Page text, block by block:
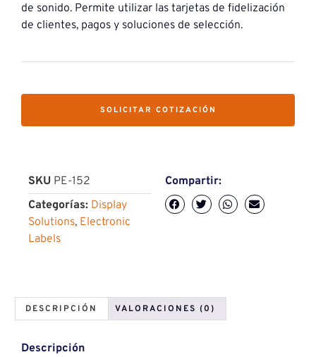
de sonido. Permite utilizar las tarjetas de fidelización
de clientes, pagos y soluciones de selección.
SOLICITAR COTIZACIÓN
SKU PE-152
Categorías: Display
Solutions, Electronic
Labels
Compartir:
DESCRIPCIÓN VALORACIONES (0)
Descripción